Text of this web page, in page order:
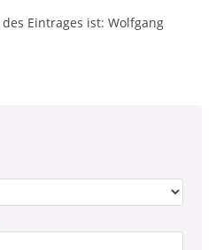
Eintrages ist: Wolfgang